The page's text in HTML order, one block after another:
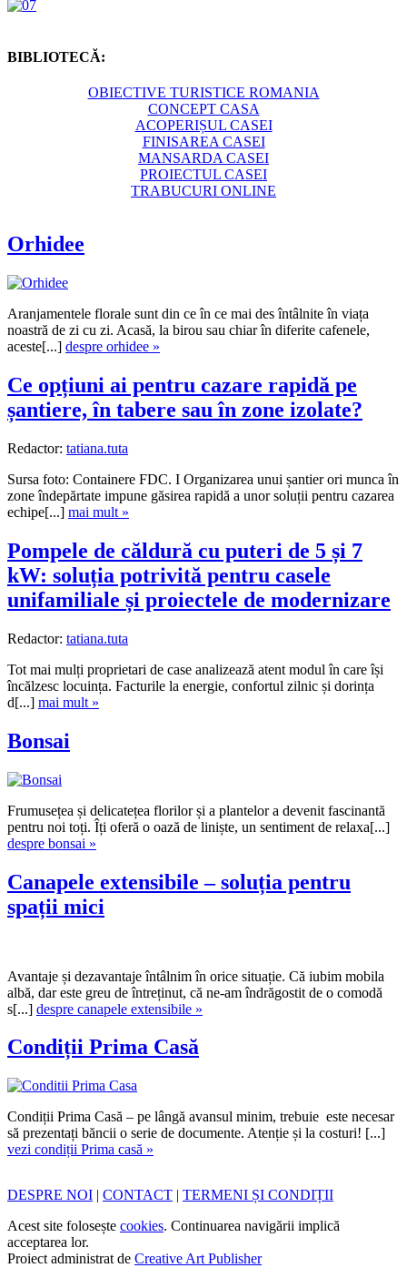
BIBLIOTECĂ:
OBIECTIVE TURISTICE ROMANIA
CONCEPT CASA
ACOPERIȘUL CASEI
FINISAREA CASEI
MANSARDA CASEI
PROIECTUL CASEI
TRABUCURI ONLINE
Orhidee
Aranjamentele florale sunt din ce în ce mai des întâlnite în viața
noastră de zi cu zi. Acasă, la birou sau chiar în diferite cafenele,
aceste[...] despre orhidee »
Ce opțiuni ai pentru cazare rapidă pe
șantiere, în tabere sau în zone izolate?
Redactor: tatiana.tuta
Sursa foto: Containere FDC. I Organizarea unui șantier ori munca în
zone îndepărtate impune găsirea rapidă a unor soluții pentru cazarea
echipe[...] mai mult »
Pompele de căldură cu puteri de 5 și 7
kW: soluția potrivită pentru casele
unifamiliale și proiectele de modernizare
Redactor: tatiana.tuta
Tot mai mulți proprietari de case analizează atent modul în care își
încălzesc locuința. Facturile la energie, confortul zilnic și dorința
d[...] mai mult »
Bonsai
Frumusețea și delicatețea florilor și a plantelor a devenit fascinantă
pentru noi toți. Îți oferă o oază de liniște, un sentiment de relaxa[...]
despre bonsai »
Canapele extensibile – soluția pentru
spații mici
Avantaje și dezavantaje întâlnim în orice situație. Că iubim mobila
albă, dar este greu de întreținut, că ne-am îndrăgostit de o comodă
s[...] despre canapele extensibile »
Condiții Prima Casă
Condiții Prima Casă – pe lângă avansul minim, trebuie este necesar
să prezentați băncii o serie de documente. Atenție și la costuri! [...]
vezi condiții Prima casă »
DESPRE NOI | CONTACT | TERMENI ȘI CONDIȚII
Acest site folosește cookies. Continuarea navigării implică
acceptarea lor.
Proiect administrat de Creative Art Publisher